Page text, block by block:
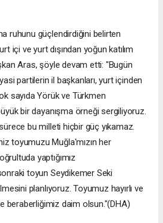
ruhunu güçlendirdiğini belirten
içi ve yurt dışından yoğun katılım
Aras, şöyle devam etti: "Bugün
partilerin il başkanları, yurt içinden
sayıda Yörük ve Türkmen
bir dayanışma örneği sergiliyoruz.
bu milleti hiçbir güç yıkamaz.
toyumuzu Muğla'mızın her
yaptığımız
toyun Seydikemer Seki
planlıyoruz. Toyumuz hayırlı ve
beraberliğimiz daim olsun."(DHA)